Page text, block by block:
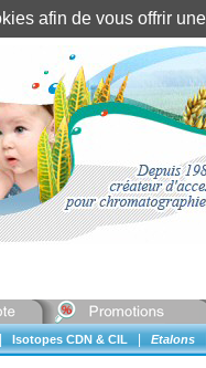
Isotopes CDN & CIL Etalons
afin de vous offrir